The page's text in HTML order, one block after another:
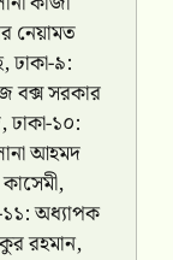
নেয়ামত
ঢাকা-৯:
বক্স সরকার
ঢাকা-১০:
আহমদ
১১: অধ্যাপক
রহমান,